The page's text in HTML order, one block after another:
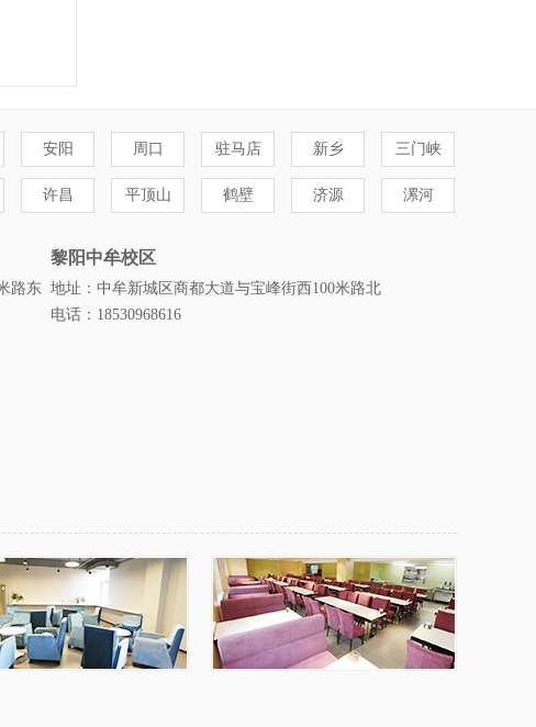
安阳 周口 驻马店 新乡 三门峡
许昌 平顶山 鹤壁 济源 漯河
路东
黎阳中牟校区
地址：中牟新城区商都大道与宝峰街西100米路北
电话：18530968616